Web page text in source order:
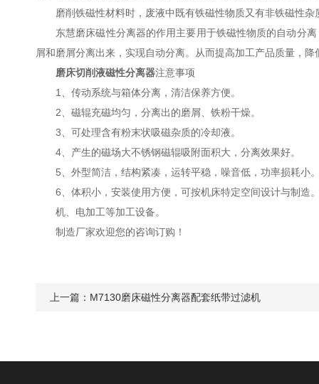
磨削铁磁性材料时，废液中既有铁磁性物质又有非铁磁性
东慧磨床磁性分离器的作用主要用于铁磁性物质的自动分
屑和磨屑分离出来，实现自动分离。从而提高加工产品质量，
磨床切削液磁性分离器注意事项
1、传动系统与箱体分离，清洁保养方便。
2、磁辊充磁均匀，分离出的磨屑、铁粉干燥。
3、可处理含有粉末状吸磁杂质的冷却液。
4、产生的磁场大不锈钢磁辊吸附面积大，分离效果好。
5、外型简洁，结构紧凑，运转平稳，噪音低，功率损耗小
6、体积小，安装使用方便，可按机床特定空间设计与制造
机、电加工等加工设备。
制造厂家欢迎您的咨询订购！
上一篇： M7130磨床磁性分离器配套纸带过滤机